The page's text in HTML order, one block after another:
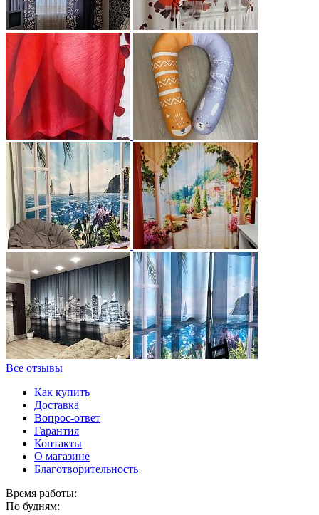
Все отзывы
Как купить
Доставка
Вопрос-ответ
Гарантия
Контакты
О магазине
Благотворительность
Время работы:
По будням: